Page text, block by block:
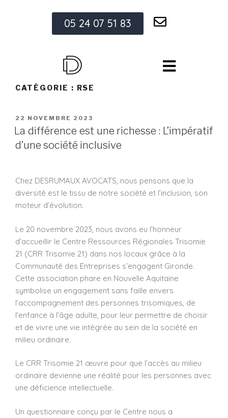
05 24 07 51 83
CATÉGORIE : RSE
22 NOVEMBRE 2023
La différence est une richesse : L’impératif
d’une société inclusive
Chez DESRUMAUX AVOCATS, nous pensons que la
diversité est le tissu de notre société et l’inclusion, son
moteur d’évolution.
Le 20 novembre 2023, nous avons eu l’honneur
d’accueillir le Centre Ressources Régionales Trisomie
21 (CRR Trisomie 21) dans nos locaux grâce à la
Communauté des Entreprises s’engagent Gironde.
Cette association phare en Nouvelle Aquitaine
symbolise un engagement sans faille envers
l’accompagnement des personnes trisomiques, de
l’enfance à l’âge adulte, pour leur permettre de choisir
et de vivre une vie intégrée au sein de la société en
milieu ordinaire.
Le CRR Trisomie 21 œuvre pour que l’accès au milieu
ordinaire devienne une réalité pour les personnes avec
une déficience intellectuelle.
Un questionnaire conçu par le Centre nous a